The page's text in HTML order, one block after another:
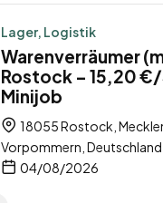
Lager, Logistik
Warenverräumer
Rostock – 15,20
Minijob
18055 Rostock,
Vorpommern, Deutschland
04/08/2026